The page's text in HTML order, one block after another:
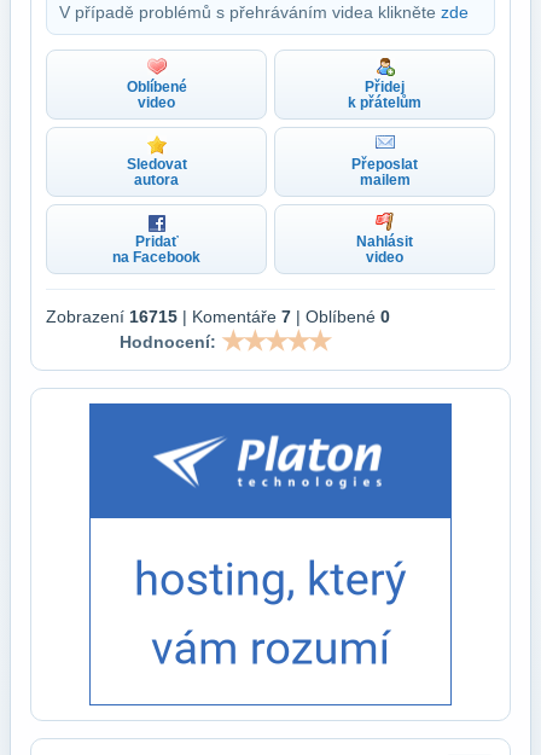
V případě problémů s přehráváním videa klikněte zde
Oblíbené
video
Přidej
k přátelům
Sledovat
autora
Přeposlat
mailem
Pridať
na Facebook
Nahlásit
video
Zobrazení 16715 | Komentáře 7 | Oblíbené 0
Hodnocení: